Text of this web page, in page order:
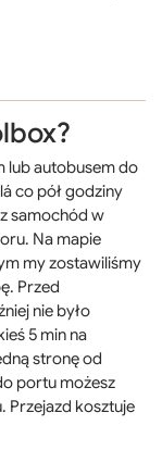
lub autobusem do
co pół godziny
samochód w
Na mapie
my zostawiliśmy
Przed
nie było
5 min na
stronę od
portu możesz
Przejazd kosztuje